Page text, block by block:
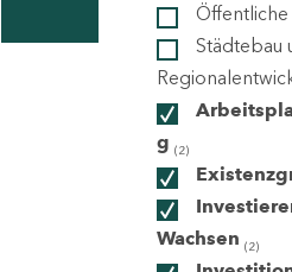
Städtebau
g (2)
Wachsen (2)